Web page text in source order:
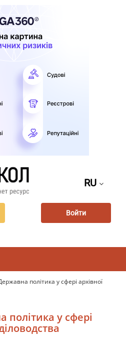
RU
Войти
політика у сфері архівної
політика у сфері